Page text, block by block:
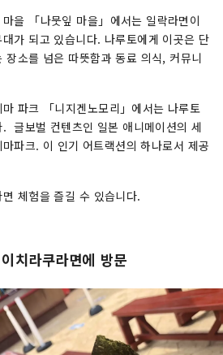
을 「나뭇잎 마을」에서는 일락라면이
가 되고 있습니다. 나루토에게 이곳은 단
장소를 넘은 따뜻함과 동료 의식, 커뮤니
파크 「니지겐노모리」에서는 나루토
글보벌 컨텐츠인 일본 애니메이션의 세
파크. 이 인기 어트랙션의 하나로서 제공
체험을 즐길 수 있습니다.
치라쿠라면에 방문